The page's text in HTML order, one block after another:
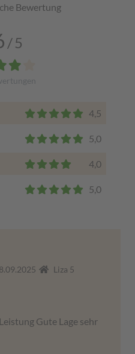
Bewertung
/5
4,5
5,0
4,0
5,0
Liza 5
Gute Lage sehr